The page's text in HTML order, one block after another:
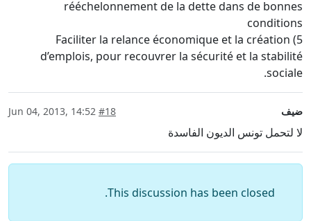
rééchelonnement de la dette dans de bonnes
conditions
5) Faciliter la relance économique et la création
d’emplois, pour recouvrer la sécurité et la stabilité
sociale.
ضيف #18
لا لتحمل تونس الديون الفاسدة
This discussion has been closed.